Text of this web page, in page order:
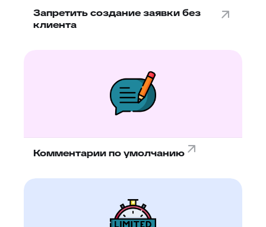
Запретить создание заявки без
клиента
Комментарии по умолчанию